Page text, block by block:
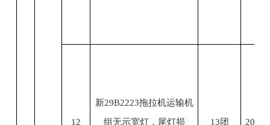
12
新29B2223拖拉机运输机
组无示宽灯，尾灯损
13团